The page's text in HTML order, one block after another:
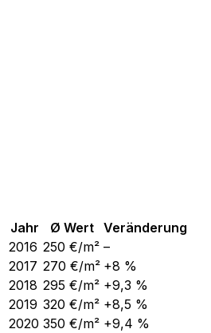
Jahr Ø Wert
Veränderung
2016 250 €/m² –
2017 270 €/m² +8 %
2018 295 €/m² +9,3 %
2019 320 €/m² +8,5 %
2020 350 €/m² +9,4 %